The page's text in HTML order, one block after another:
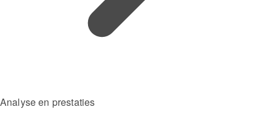
Analyse en prestaties